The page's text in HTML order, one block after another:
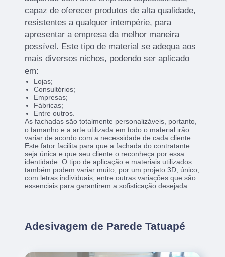
capaz de oferecer produtos de alta qualidade,
resistentes a qualquer intempérie, para
apresentar a empresa da melhor maneira
possível. Este tipo de material se adequa aos
mais diversos nichos, podendo ser aplicado
em:
Lojas;
Consultórios;
Empresas;
Fábricas;
Entre outros.
As fachadas são totalmente personalizáveis, portanto,
o tamanho e a arte utilizada em todo o material irão
variar de acordo com a necessidade de cada cliente.
Este fator facilita para que a fachada do contratante
seja única e que seu cliente o reconheça por essa
identidade. O tipo de aplicação e materiais utilizados
também podem variar muito, por um projeto 3D, único,
com letras individuais, entre outras variações que são
essenciais para garantirem a sofisticação desejada.
Adesivagem de Parede Tatuapé